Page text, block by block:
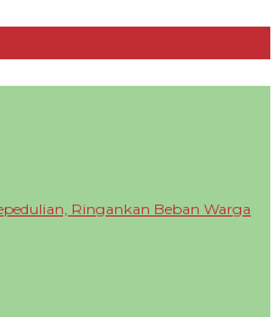
Ringankan Beban Warga